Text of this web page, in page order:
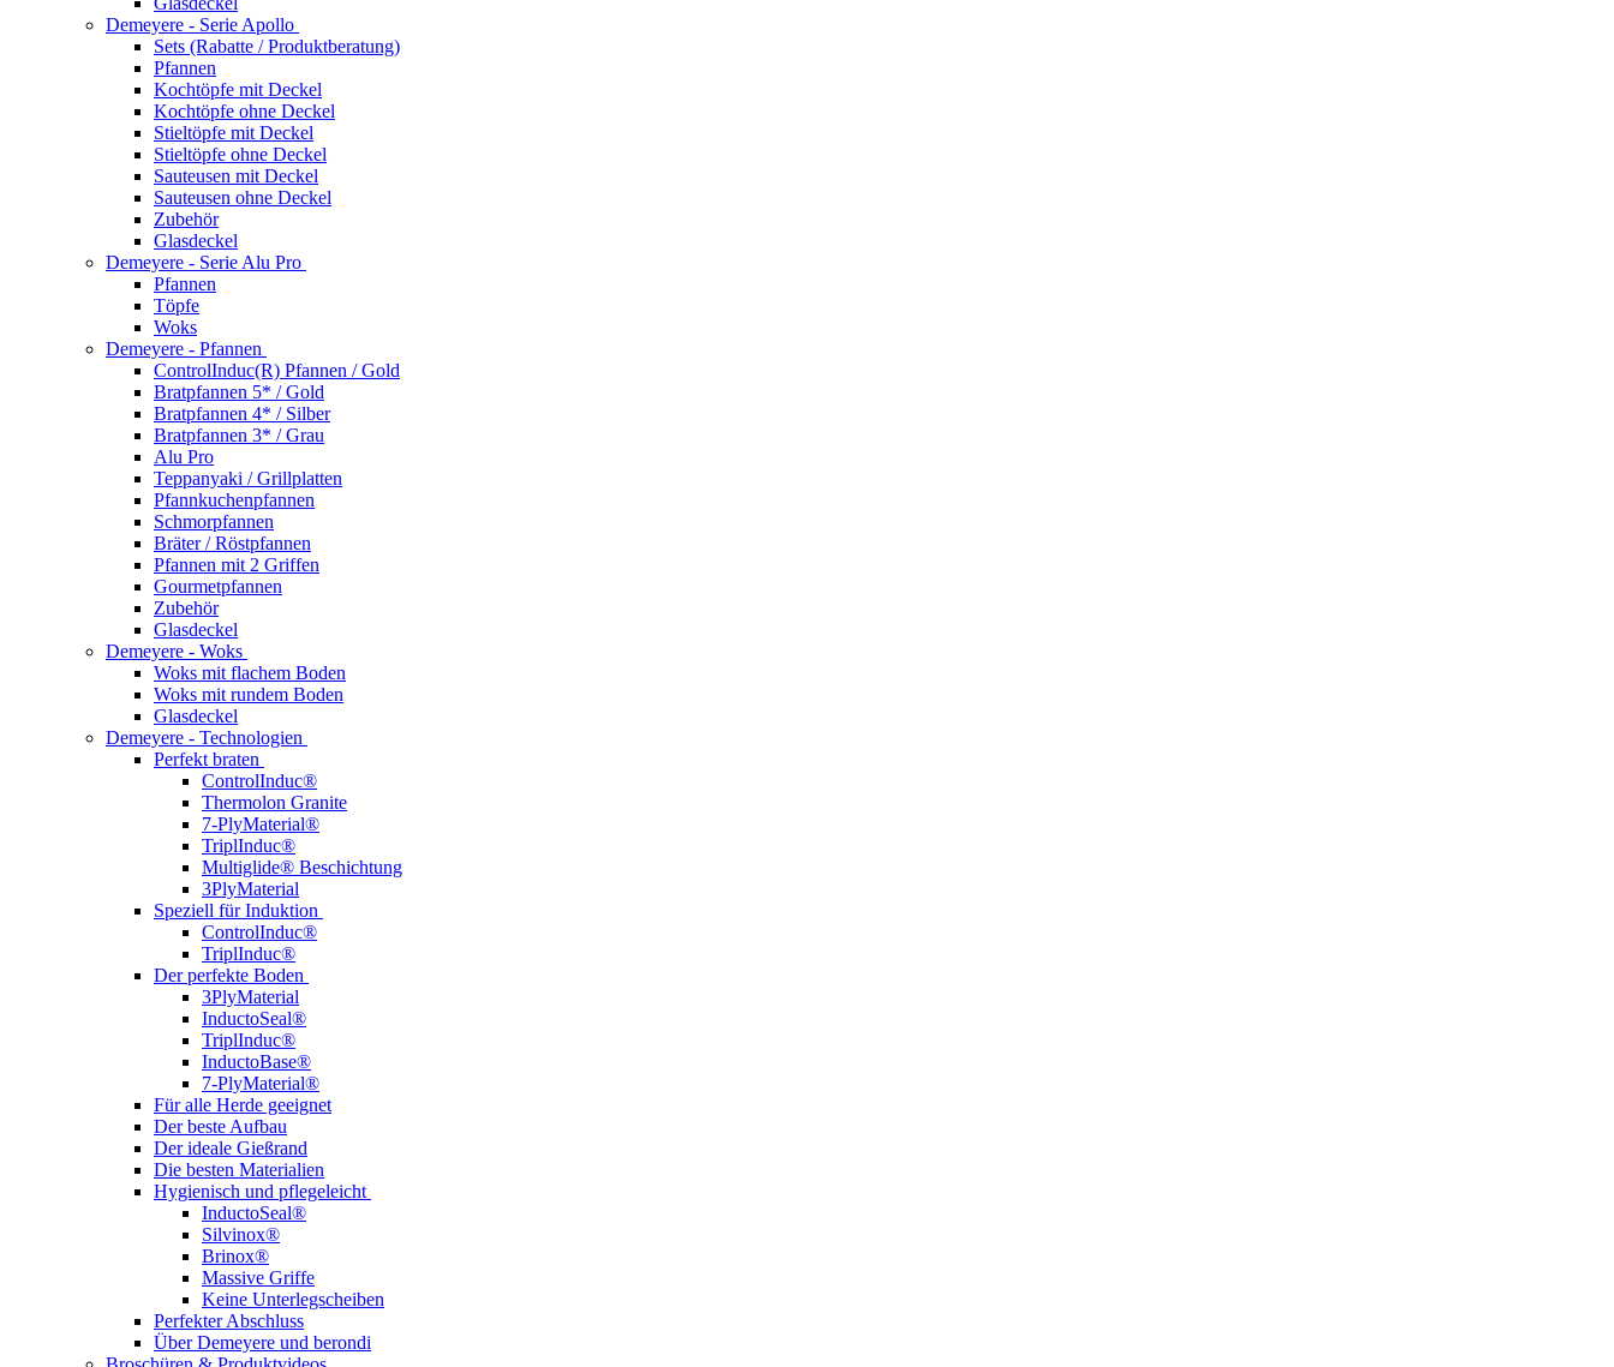
Demeyere - Serie Apollo
Sets (Rabatte / Produktberatung)
Pfannen
Kochtöpfe mit Deckel
Kochtöpfe ohne Deckel
Stieltöpfe mit Deckel
Stieltöpfe ohne Deckel
Sauteusen mit Deckel
Sauteusen ohne Deckel
Zubehör
Glasdeckel
Demeyere - Serie Alu Pro
Pfannen
Töpfe
Woks
Demeyere - Pfannen
ControlInduc(R) Pfannen / Gold
Bratpfannen 5* / Gold
Bratpfannen 4* / Silber
Bratpfannen 3* / Grau
Alu Pro
Teppanyaki / Grillplatten
Pfannkuchenpfannen
Schmorpfannen
Bräter / Röstpfannen
Pfannen mit 2 Griffen
Gourmetpfannen
Zubehör
Glasdeckel
Demeyere - Woks
Woks mit flachem Boden
Woks mit rundem Boden
Glasdeckel
Demeyere - Technologien
Perfekt braten
ControlInduc®
Thermolon Granite
7-PlyMaterial®
TriplInduc®
Multiglide® Beschichtung
3PlyMaterial
Speziell für Induktion
ControlInduc®
TriplInduc®
Der perfekte Boden
3PlyMaterial
InductoSeal®
TriplInduc®
InductoBase®
7-PlyMaterial®
Für alle Herde geeignet
Der beste Aufbau
Der ideale Gießrand
Die besten Materialien
Hygienisch und pflegeleicht
InductoSeal®
Silvinox®
Brinox®
Massive Griffe
Keine Unterlegscheiben
Perfekter Abschluss
Über Demeyere und berondi